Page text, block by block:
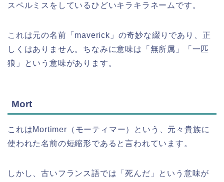
スペルミスをしているひどいキラキラネームです。
これは元の名前「maverick」の奇妙な綴りであり、正
しくはありません。ちなみに意味は「無所属」「一匹
狼」という意味があります。
Mort
これはMortimer（モーティマー）という、元々貴族に
使われた名前の短縮形であると言われています。
しかし、古いフランス語では「死んだ」という意味が